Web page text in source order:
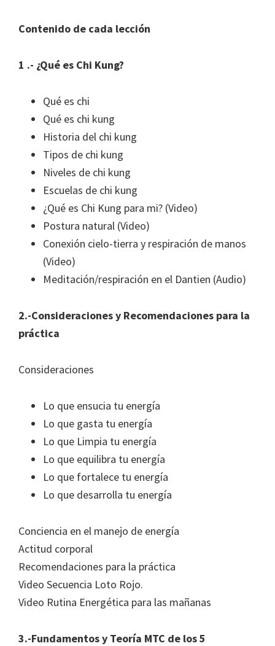
Contenido de cada lección
1 .- ¿Qué es Chi Kung?
Qué es chi
Qué es chi kung
Historia del chi kung
Tipos de chi kung
Niveles de chi kung
Escuelas de chi kung
¿Qué es Chi Kung para mi? (Video)
Postura natural (Video)
Conexión cielo-tierra y respiración de manos
(Video)
Meditación/respiración en el Dantien (Audio)
2.-Consideraciones y Recomendaciones para la
práctica
Consideraciones
Lo que ensucia tu energía
Lo que gasta tu energía
Lo que Limpia tu energía
Lo que equilibra tu energía
Lo que fortalece tu energía
Lo que desarrolla tu energía
Conciencia en el manejo de energía
Actitud corporal
Recomendaciones para la práctica
Video Secuencia Loto Rojo.
Video Rutina Energética para las mañanas
3.-Fundamentos y Teoría MTC de los 5